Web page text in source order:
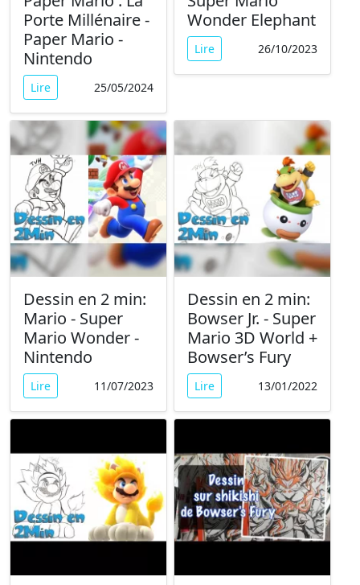
Porte Millénaire -
Paper Mario -
Nintendo
Lire 25/05/2024
Wonder Elephant
Lire 26/10/2023
Dessin en 2 min:
Mario - Super
Mario Wonder -
Nintendo
Lire 11/07/2023
Dessin en 2 min:
Bowser Jr. - Super
Mario 3D World +
Bowser’s Fury
Lire 13/01/2022